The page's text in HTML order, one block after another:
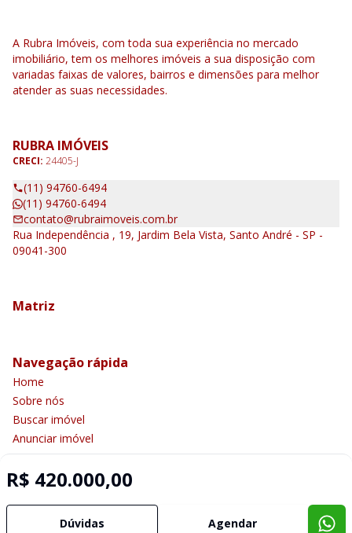
R$ 420.000,00
Dúvidas Agendar
A Rubra Imóveis, com toda sua experiência no mercado
imobiliário, tem os melhores imóveis a sua disposição com
variadas faixas de valores, bairros e dimensões para melhor
atender as suas necessidades.
RUBRA IMÓVEIS
CRECI: 24405-J
(11) 94760-6494
(11) 94760-6494
contato@rubraimoveis.com.br
Rua Independência , 19, Jardim Bela Vista, Santo André - SP -
09041-300
Matriz
Navegação rápida
Home
Sobre nós
Buscar imóvel
Anunciar imóvel
Contato
Imobiliária Certificada: